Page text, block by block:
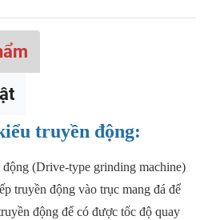
truyền động:
(Drive-type grinding machine)
truyền động vào trục mang đá để
động để có được tốc độ quay